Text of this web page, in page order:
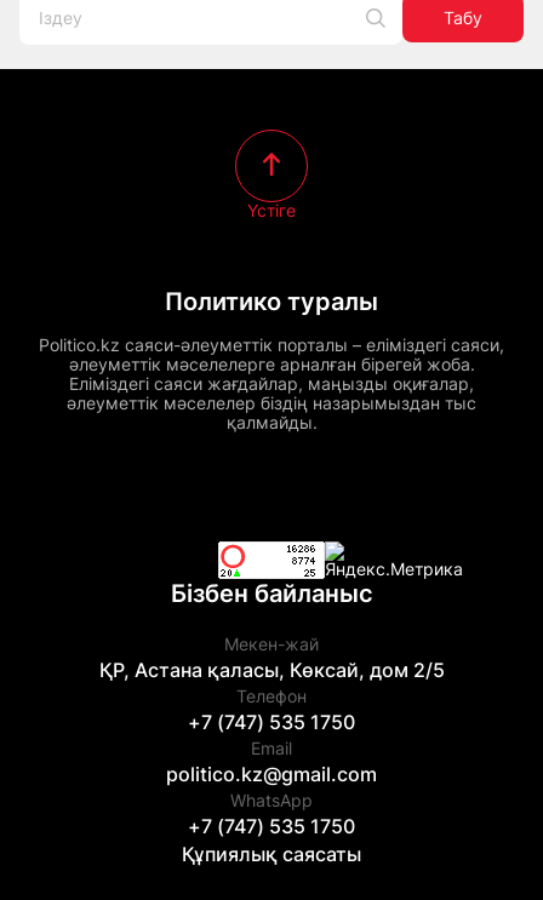
Табу
Политико туралы
Politico.kz саяси-әлеуметтік порталы – еліміздегі саяси,
әлеуметтік мәселелерге арналған бірегей жоба.
Еліміздегі саяси жағдайлар, маңызды оқиғалар,
әлеуметтік мәселелер біздің назарымыздан тыс
қалмайды.
Үстіге
Бізбен байланыс
Мекен-жай
ҚР, Астана қаласы, Көксай, дом 2/5
Телефон
+7 (747) 535 1750
Email
politico.kz@gmail.com
WhatsApp
+7 (747) 535 1750
Құпиялық саясаты